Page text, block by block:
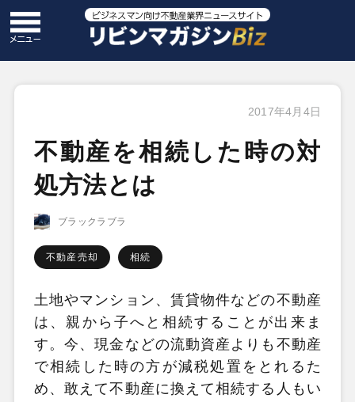
2017年4月4日
不動産を相続した時の対
処方法とは
ブラックラブラ
不動産売却 相続
土地やマンション、賃貸物件などの不動産
は、親から子へと相続することが出来ま
す。今、現金などの流動資産よりも不動産
で相続した時の方が減税処置をとれるた
め、敢えて不動産に換えて相続する人もい